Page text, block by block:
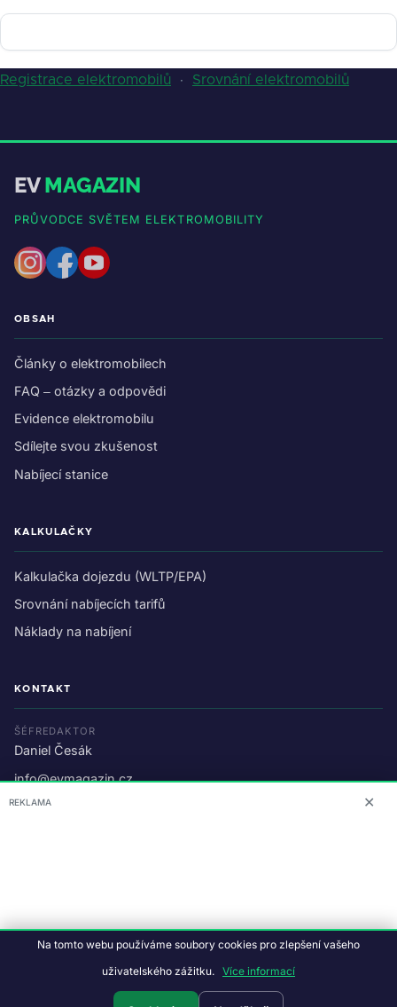
Registrace elektromobilů · Srovnání elektromobilů
EVMAGAZIN
PRŮVODCE SVĚTEM ELEKTROMOBILITY
OBSAH
Články o elektromobilech
FAQ – otázky a odpovědi
Evidence elektromobilu
Sdílejte svou zkušenost
Nabíjecí stanice
KALKULAČKY
Kalkulačka dojezdu (WLTP/EPA)
Srovnání nabíjecích tarifů
Náklady na nabíjení
KONTAKT
ŠÉFREDAKTOR
Daniel Česák
info@evmagazin.cz
O nás
© 2026 EV Magazin.Podmínky a ochrana dat.
Studiografix
REKLAMA ✕
Na tomto webu používáme soubory cookies pro zlepšení vašeho
uživatelského zážitku. Více informací